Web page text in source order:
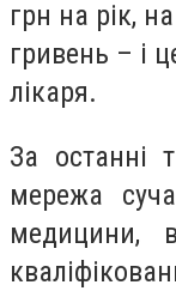
грн на рік,
гривень – і
лікаря.
За останні
мережа
медицини,